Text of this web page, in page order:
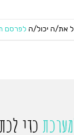
לפרסם
כדי